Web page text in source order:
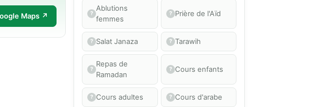
Maps ↗
Ablutions
femmes
Prière de l'Aïd
Salat Janaza Tarawih
Repas de
Ramadan
Cours enfants
Cours adultes Cours d'arabe